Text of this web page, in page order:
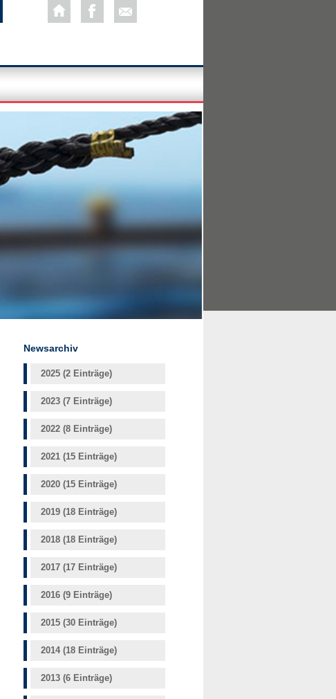
Newsarchiv
2025 (2 Einträge)
2023 (7 Einträge)
2022 (8 Einträge)
2021 (15 Einträge)
2020 (15 Einträge)
2019 (18 Einträge)
2018 (18 Einträge)
2017 (17 Einträge)
2016 (9 Einträge)
2015 (30 Einträge)
2014 (18 Einträge)
2013 (6 Einträge)